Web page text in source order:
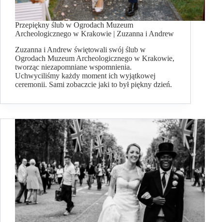
Przepiękny ślub w Ogrodach Muzeum
Archeologicznego w Krakowie | Zuzanna i Andrew
Zuzanna i Andrew świętowali swój ślub w
Ogrodach Muzeum Archeologicznego w Krakowie,
tworząc niezapomniane wspomnienia.
Uchwyciliśmy każdy moment ich wyjątkowej
ceremonii. Sami zobaczcie jaki to był piękny dzień.